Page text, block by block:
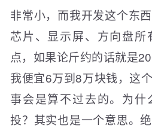
非常小，而我开发这个东
芯片、显示屏、方向盘
点，如果论斤约的话就是
我便宜6万到8万块钱，这
事会是算不过去的。为什
投？其实也是一个意思。